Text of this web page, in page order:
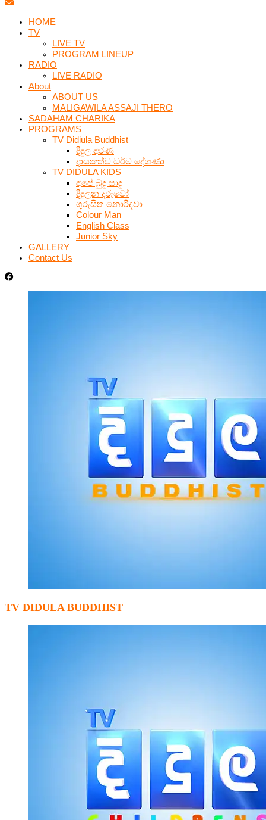
HOME
TV
LIVE TV
PROGRAM LINEUP
RADIO
LIVE RADIO
About
ABOUT US
MALIGAWILA ASSAJI THERO
SADAHAM CHARIKA
PROGRAMS
TV Didiula Buddhist
දිදුල අරණ
දායකත්ව ධර්ම දේශණා
TV DIDULA KIDS
අපේ බුදු සාදු
දිදුලන දරුවෝ
ගුරුසිත නොරිදවා
Colour Man
English Class
Junior Sky
GALLERY
Contact Us
TV DIDULA BUDDHIST